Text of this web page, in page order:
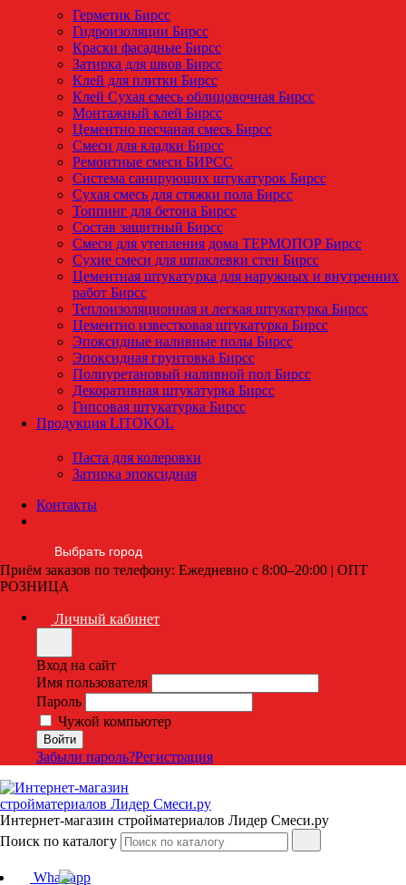
Герметик Бирсс
Гидроизоляции Бирсс
Краски фасадные Бирсс
Затирка для швов Бирсс
Клей для плитки Бирсс
Клей Сухая смесь облицовочная Бирсс
Монтажный клей Бирсс
Цементно песчаная смесь Бирсс
Смеси для кладки Бирсс
Ремонтные смеси БИРСС
Система санирующих штукатурок Бирсс
Сухая смесь для стяжки пола Бирсс
Топпинг для бетона Бирсс
Состав защитный Бирсс
Смеси для утепления дома ТЕРМОПОР Бирсс
Сухие смеси для шпаклевки стен Бирсс
Цементная штукатурка для наружных и внутренних
работ Бирсс
Теплоизоляционная и легкая штукатурка Бирсс
Цементно известковая штукатурка Бирсс
Эпоксидные наливные полы Бирсс
Эпоксидная грунтовка Бирсс
Полиуретановый наливной пол Бирсс
Декоративная штукатурка Бирсс
Гипсовая штукатурка Бирсс
Продукция LITOKOL
Паста для колеровки
Затирка эпоксидная
Контакты
Выбрать город
Приём заказов по телефону: Ежедневно с 8:00–20:00 | ОПТ
РОЗНИЦА
Личный кабинет
Вход на сайт
Имя пользователя
Пароль
Чужой компьютер
Забыли пароль?Регистрация
Интернет-магазин стройматериалов Лидер Смеси.ру
Поиск по каталогу
Whatsapp